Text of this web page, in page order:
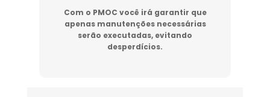
Com o PMOC você irá garantir que
apenas manutenções necessárias
serão executadas, evitando
desperdícios.